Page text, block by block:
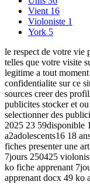
Vient 16
Violoniste 1
York 5
le respect de votre vie
telles que votre visite
legitime a tout
confidentialite sur ce
sources creer des
publicites stocker et
selectionner des
2025 23 59disponible
a2adolescents16 18
fiches presenter une
7jours 250425
ko fiche apprenant
apprenant docx 49 ko